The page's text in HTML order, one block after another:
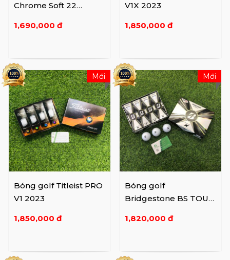
Chrome Soft 22
1,690,000 đ
V1X 2023
1,850,000 đ
Bóng golf Titleist PRO
V1 2023
1,850,000 đ
Mới
Bóng golf
Bridgestone BS TOUR
1,820,000 đ
Mới